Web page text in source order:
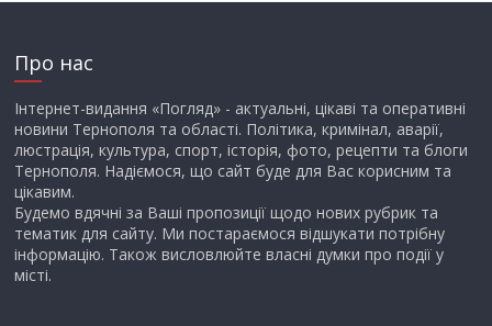
Про нас
Інтернет-видання «Погляд» - актуальні, цікаві та оперативні
новини Тернополя та області. Політика, кримінал, аварії,
люстрація, культура, спорт, історія, фото, рецепти та блоги
Тернополя. Надіємося, що сайт буде для Вас корисним та
цікавим.
Будемо вдячні за Ваші пропозиції щодо нових рубрик та
тематик для сайту. Ми постараємося відшукати потрібну
інформацію. Також висловлюйте власні думки про події у
місті.